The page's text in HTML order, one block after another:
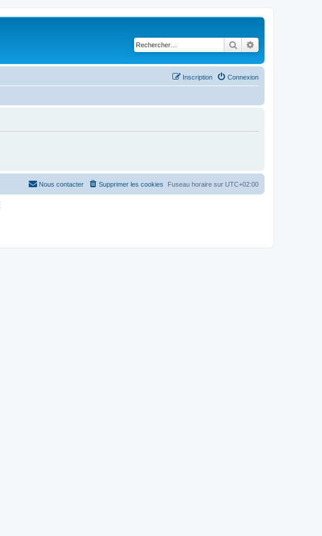
Rechercher
Connexion
Inscription
Fuseau horaire sur UTC+02:00
Supprimer les cookies
Nous contacter